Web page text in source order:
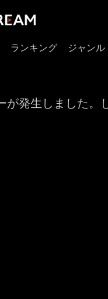
ランキング ジャンル
が発生しました。